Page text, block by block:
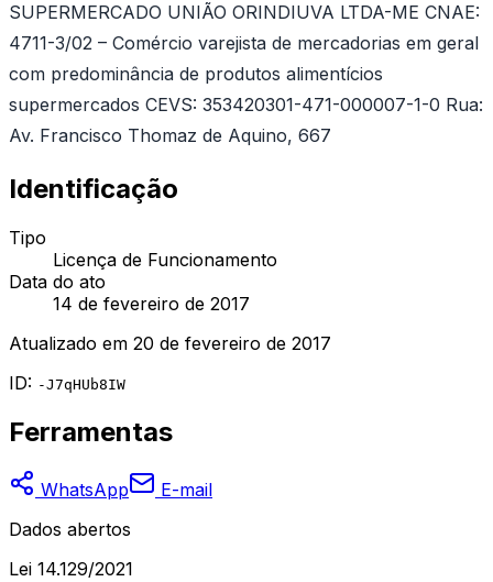
SUPERMERCADO UNIÃO ORINDIUVA LTDA-ME CNAE:
4711-3/02 – Comércio varejista de mercadorias em geral
com predominância de produtos alimentícios
supermercados CEVS: 353420301-471-000007-1-0 Rua:
Av. Francisco Thomaz de Aquino, 667
Identificação
Tipo
Licença de Funcionamento
Data do ato
14 de fevereiro de 2017
Atualizado em 20 de fevereiro de 2017
ID: -J7qHUb8IW
Ferramentas
WhatsApp
E-mail
Dados abertos
Lei 14.129/2021